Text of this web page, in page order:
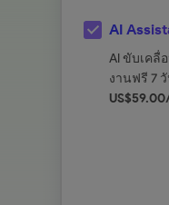
AI
AI ขับเคลื่
งานฟรี 7
US$59.00